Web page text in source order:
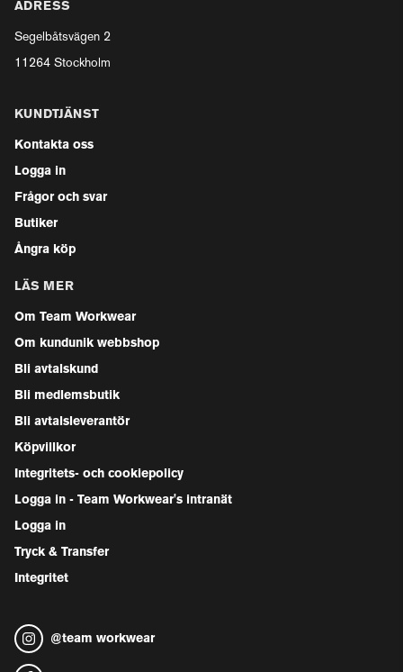
ADRESS
Segelbåtsvägen 2
11264 Stockholm
KUNDTJÄNST
Kontakta oss
Logga in
Frågor och svar
Butiker
Ångra köp
LÄS MER
Om Team Workwear
Om kundunik webbshop
Bli avtalskund
Bli medlemsbutik
Bli avtalsleverantör
Köpvillkor
Integritets- och cookiepolicy
Logga in - Team Workwear's intranät
Logga in
Tryck & Transfer
Integritet
@team workwear